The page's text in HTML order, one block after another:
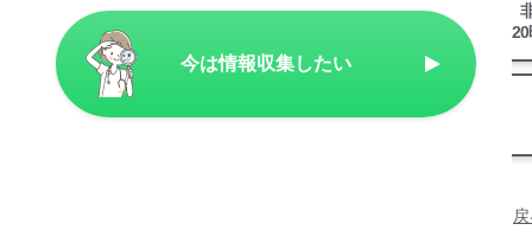
今は情報収集したい
次へ
（週